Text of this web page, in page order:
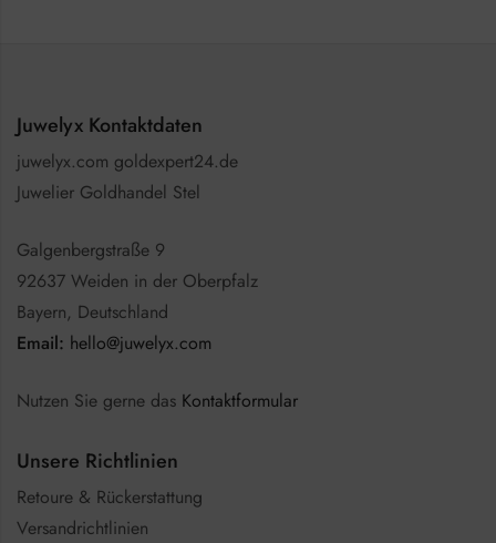
Juwelyx Kontaktdaten
juwelyx.com goldexpert24.de
Juwelier Goldhandel Stel
Galgenbergstraße 9
92637 Weiden in der Oberpfalz
Bayern, Deutschland
Email: hello@juwelyx.com
Nutzen Sie gerne das Kontaktformular
Unsere Richtlinien
Retoure & Rückerstattung
Versandrichtlinien